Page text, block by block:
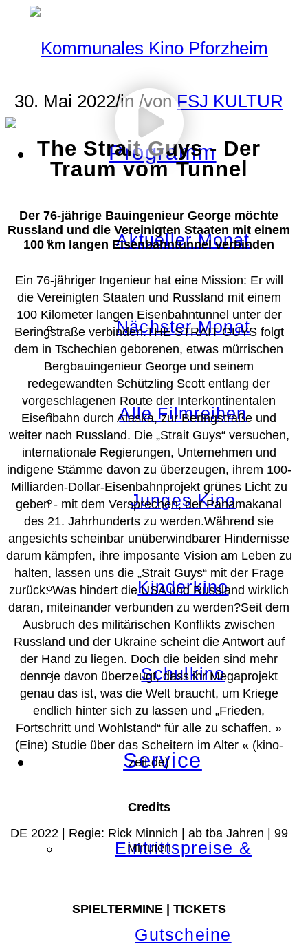
Programm
Aktueller Monat
Nächster Monat
Alle Filmreihen
Junges Kino
Kinderkino
Schulkino
Service
Eintrittspreise &
Gutscheine
30. Mai 2022/in /vonFSJ KULTUR
The Strait Guys - Der
Traum vom Tunnel
Der 76-jährige Bauingenieur George möchte
Russland und die Vereinigten Staaten mit einem
100 km langen Eisenbahntunnel verbinden
Ein 76-jähriger Ingenieur hat eine Mission: Er will
die Vereinigten Staaten und Russland mit einem
100 Kilometer langen Eisenbahntunnel unter der
Beringstraße verbinden.THE STRAIT GUYS folgt
dem in Tschechien geborenen, etwas mürrischen
Bergbauingenieur George und seinem
redegewandten Schützling Scott entlang der
vorgeschlagenen Route der Interkontinentalen
Eisenbahn durch Alaska, zur Beringstraße und
weiter nach Russland. Die „Strait Guys“ versuchen,
internationale Regierungen, Unternehmen und
indigene Stämme davon zu überzeugen, ihrem 100-
Milliarden-Dollar-Eisenbahnprojekt grünes Licht zu
geben - mit dem Versprechen, der Panamakanal
des 21. Jahrhunderts zu werden.Während sie
angesichts scheinbar unüberwindbarer Hindernisse
darum kämpfen, ihre imposante Vision am Leben zu
halten, lassen uns die „Strait Guys“ mit der Frage
zurück: Was hindert die USA und Russland wirklich
daran, miteinander verbunden zu werden?Seit dem
Ausbruch des militärischen Konflikts zwischen
Russland und der Ukraine scheint die Antwort auf
der Hand zu liegen. Doch die beiden sind mehr
denn je davon überzeugt, dass ihr Megaprojekt
genau das ist, was die Welt braucht, um Kriege
endlich hinter sich zu lassen und „Frieden,
Fortschritt und Wohlstand“ für alle zu schaffen. »
(Eine) Studie über das Scheitern im Alter « (kino-
zeit.de)
Credits
DE 2022 | Regie: Rick Minnich | ab tba Jahren | 99
Minuten
SPIELTERMINE | TICKETS